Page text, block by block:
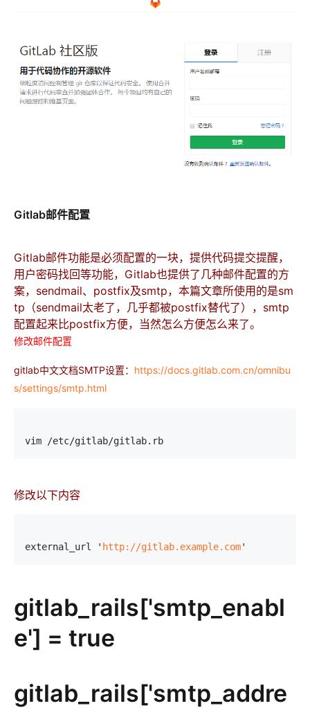
Gitlab邮件配置
Gitlab邮件功能是必须配置的一块，提供代码提交提醒，
用户密码找回等功能，Gitlab也提供了几种邮件配置的方
案，sendmail、postfix及smtp，本篇文章所使用的是sm
tp（sendmail太老了，几乎都被postfix替代了），smtp
配置起来比postfix方便，当然怎么方便怎么来了。
修改邮件配置
gitlab中文文档SMTP设置： https://docs.gitlab.com.cn/omnibu
s/settings/smtp.html
vim /etc/gitlab/gitlab.rb
修改以下内容
external_url ' http://gitlab.example.com
gitlab_rails['smtp_enabl
e'] = true
gitlab_rails['smtp_addre